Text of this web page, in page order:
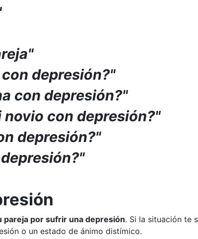
depresión?"
con depresión?"
novio con depresión?"
depresión?"
pareja por sufrir una depresión. Si la situación te
o un estado de ánimo distímico.